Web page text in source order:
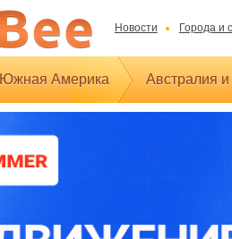
Новости Города и
Южная Америка Австралия